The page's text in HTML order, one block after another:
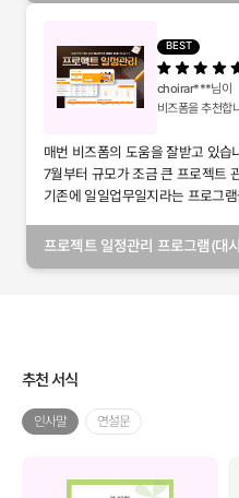
BEST
choirar***님이
비즈폼을 추천합
매번 비즈폼의 도움을 잘받고 있습
7월부터 규모가 조금 큰 프로젝트
기존에 일일업무일지라는 프로그
프로젝트 일정관리 프로그램(대
추천 서식
인사말 연설문